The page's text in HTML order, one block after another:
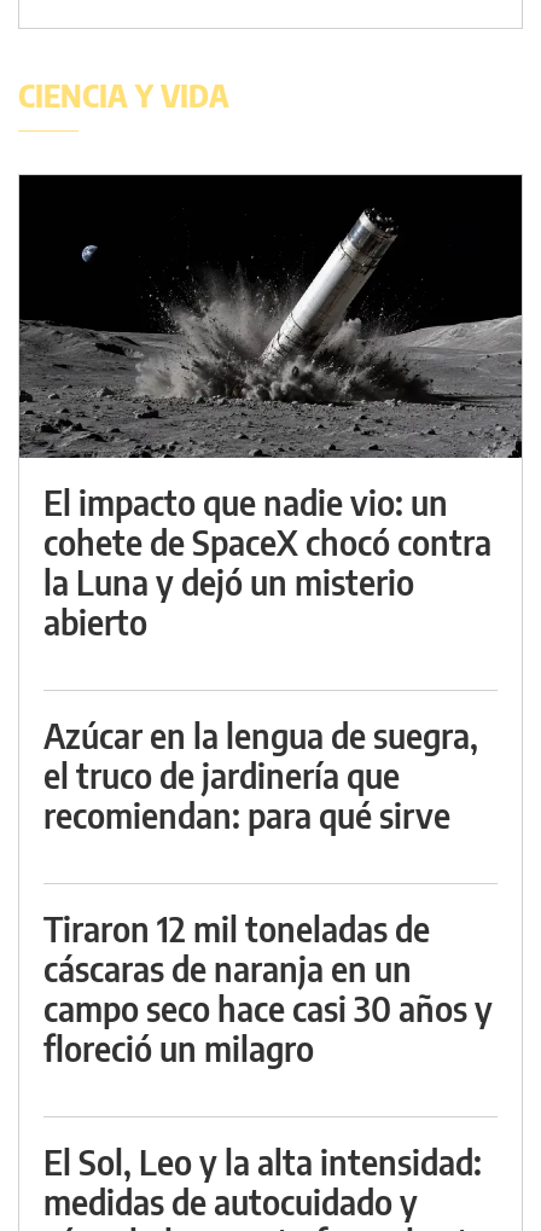
CIENCIA Y VIDA
El impacto que nadie vio: un
cohete de SpaceX chocó contra
la Luna y dejó un misterio
abierto
Azúcar en la lengua de suegra,
el truco de jardinería que
recomiendan: para qué sirve
Tiraron 12 mil toneladas de
cáscaras de naranja en un
campo seco hace casi 30 años y
floreció un milagro
El Sol, Leo y la alta intensidad:
medidas de autocuidado y